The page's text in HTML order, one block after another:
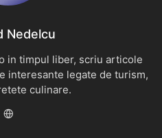
Nedelcu
in timpul liber, scriu articole
interesante legate de turism,
culinare.